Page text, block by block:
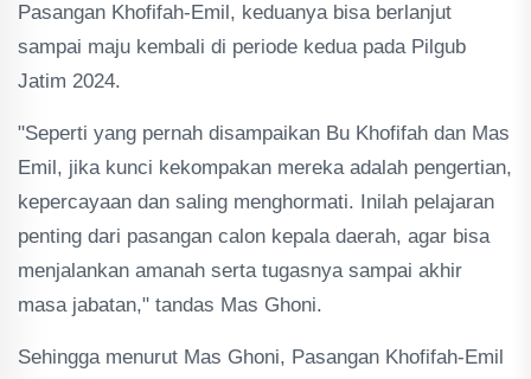
Pasangan Khofifah-Emil, keduanya bisa berlanjut
sampai maju kembali di periode kedua pada Pilgub
Jatim 2024.
"Seperti yang pernah disampaikan Bu Khofifah dan Mas
Emil, jika kunci kekompakan mereka adalah pengertian,
kepercayaan dan saling menghormati. Inilah pelajaran
penting dari pasangan calon kepala daerah, agar bisa
menjalankan amanah serta tugasnya sampai akhir
masa jabatan," tandas Mas Ghoni.
Sehingga menurut Mas Ghoni, Pasangan Khofifah-Emil